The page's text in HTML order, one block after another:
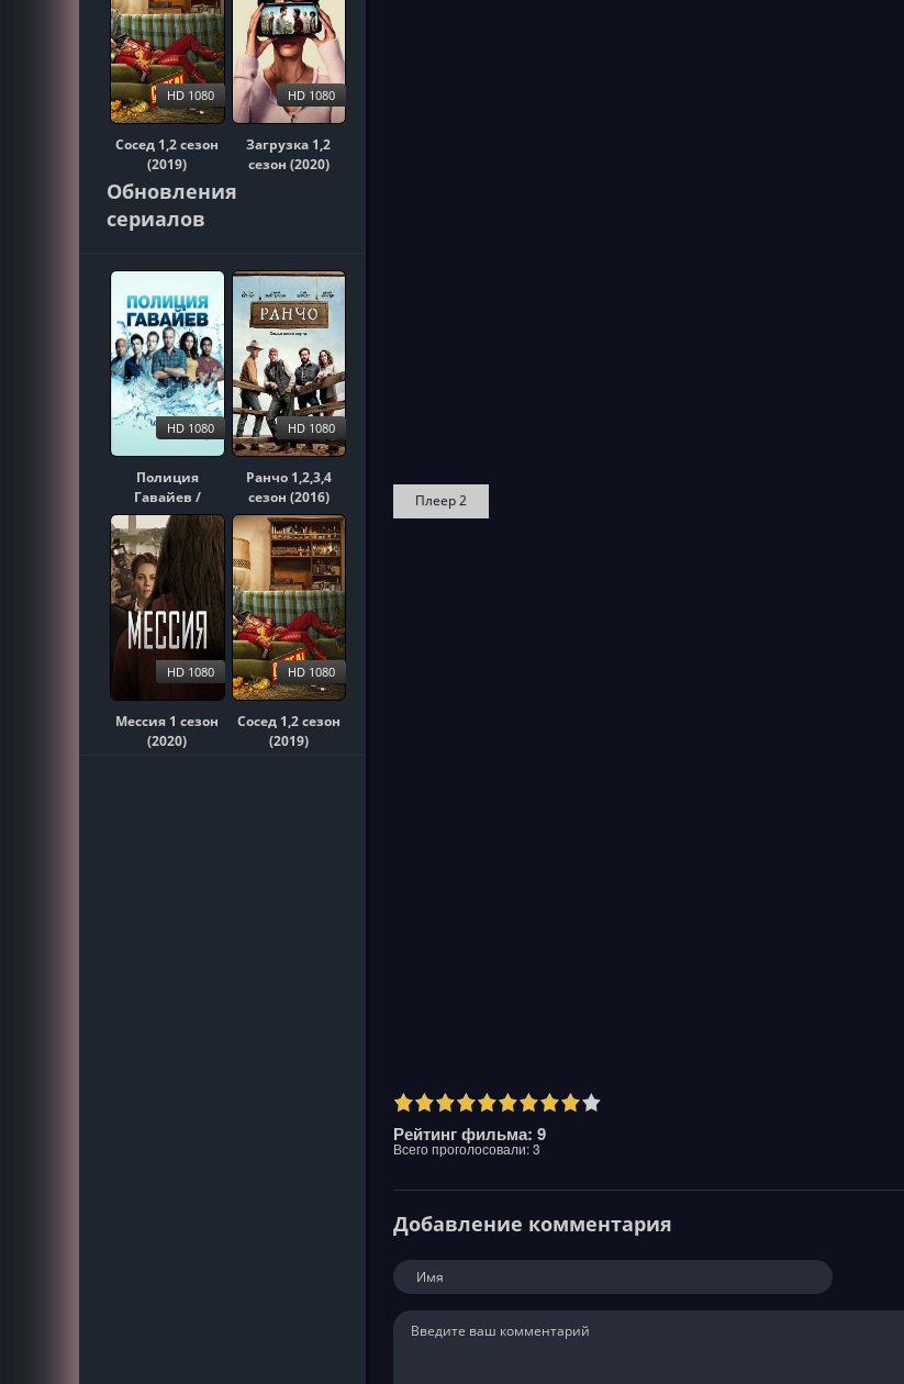
Сосед 1,2 сезон
(2019)
HD 1080
Загрузка 1,2
сезон (2020)
HD 1080
Обновления
сериалов
Полиция
Гавайев /
Гавайи 5-0
1,2,3,4,5,6,7,8,9,10
сезон (2010)
HD 1080
Ранчо 1,2,3,4
сезон (2016)
HD 1080
Мессия 1 сезон
(2020)
HD 1080
Сосед 1,2 сезон
(2019)
HD 1080
Плеер 2
Рейтинг фильма: 9
Всего проголосовали:3
Добавление комментария